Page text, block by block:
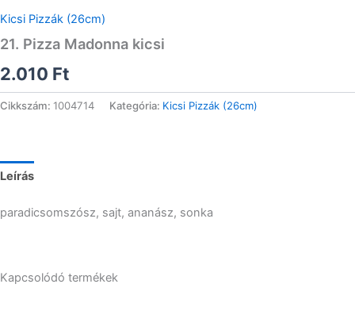
Kicsi Pizzák (26cm)
21. Pizza Madonna kicsi
2.010 Ft
Cikkszám: 1004714 Kategória: Kicsi Pizzák (26cm)
Leírás
paradicsomszósz, sajt, ananász, sonka
Kapcsolódó termékek